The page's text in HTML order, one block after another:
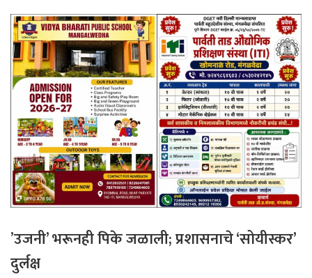
​’उजनी’ भरूनही पिके जळाली; प्रशासनाचे ‘सोयीस्कर’
दुर्लक्ष